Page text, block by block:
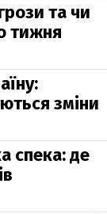
та чи
тижня
зміни
спека: де